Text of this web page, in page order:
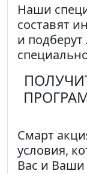
Наши
составят
и
Смарт
условия,
Вас и